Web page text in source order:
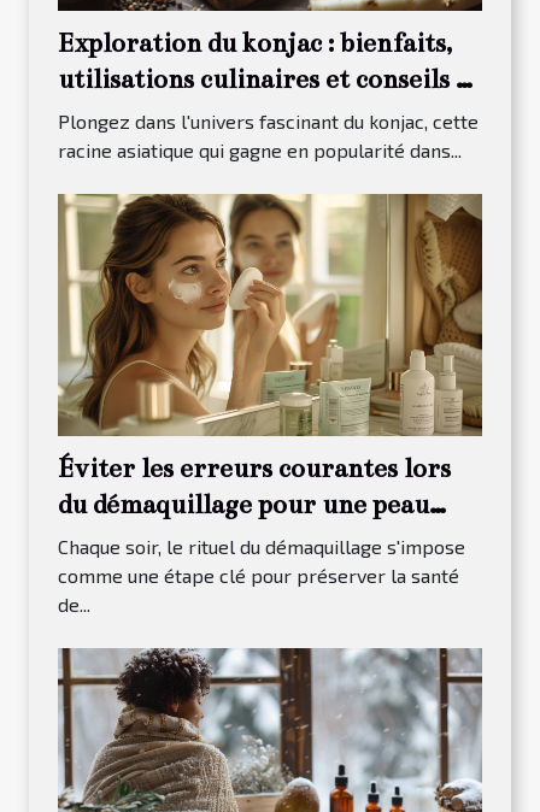
Exploration du konjac : bienfaits,
utilisations culinaires et conseils de
conservation
Plongez dans l'univers fascinant du konjac, cette
racine asiatique qui gagne en popularité dans...
Éviter les erreurs courantes lors
du démaquillage pour une peau
saine
Chaque soir, le rituel du démaquillage s'impose
comme une étape clé pour préserver la santé
de...